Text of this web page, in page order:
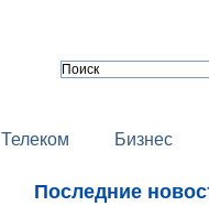
Телеком Бизнес
Последние